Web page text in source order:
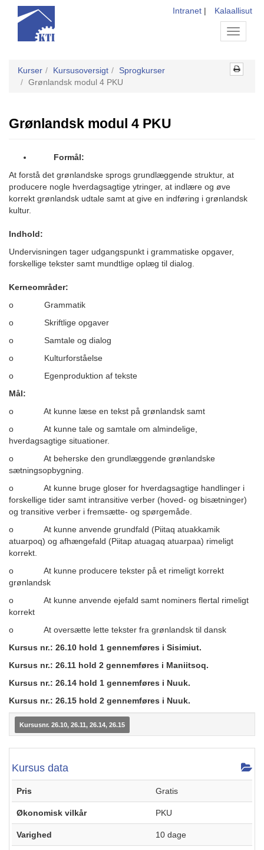
Toggle
Intranet | Kalaallisut
Kurser Kursusoversigt
Sprogkurser
Grønlandsk modul 4 PKU
Grønlandsk modul 4 PKU
Formål:
At forstå det grønlandske sprogs grundlæggende struktur, at
producere nogle hverdagsagtige ytringer, at indlære og øve
korrekt grønlandsk udtale samt at give en indføring i grønlandsk
kultur.
Indhold:
Undervisningen tager udgangspunkt i grammatiske opgaver,
forskellige tekster samt mundtlige oplæg til dialog.
Kerneområder:
o Grammatik
o Skriftlige opgaver
o Samtale og dialog
o Kulturforståelse
o Egenproduktion af tekste
Mål:
o At kunne læse en tekst på grønlandsk samt
o At kunne tale og samtale om almindelige,
hverdagsagtige situationer.
o At beherske den grundlæggende grønlandske
sætningsopbygning.
o At kunne bruge gloser for hverdagsagtige handlinger i
forskellige tider samt intransitive verber (hoved- og bisætninger)
og transitive verber i fremsætte- og spørgemåde.
o At kunne anvende grundfald (Piitaq atuakkamik
atuarpoq) og afhængefald (Piitap atuagaq atuarpaa) rimeligt
korrekt.
o At kunne producere tekster på et rimeligt korrekt
grønlandsk
o At kunne anvende ejefald samt nominers flertal rimeligt
korrekt
o At oversætte lette tekster fra grønlandsk til dansk
Kursus nr.: 26.10 hold 1 gennemføres i Sisimiut.
Kursus nr.: 26.11 hold 2 gennemføres i Maniitsoq.
Kursus nr.: 26.14 hold 1 gennemføres i Nuuk.
Kursus nr.: 26.15 hold 2 gennemføres i Nuuk.
Kursusnr. 26.10, 26.11, 26.14, 26.15
Kursus data
Pris Gratis
Økonomisk vilkår PKU
Varighed 10 dage